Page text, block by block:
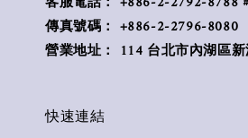
傳真號碼： +886-2-2796-8080
營業地址： 114 台北市內湖區
快速連結